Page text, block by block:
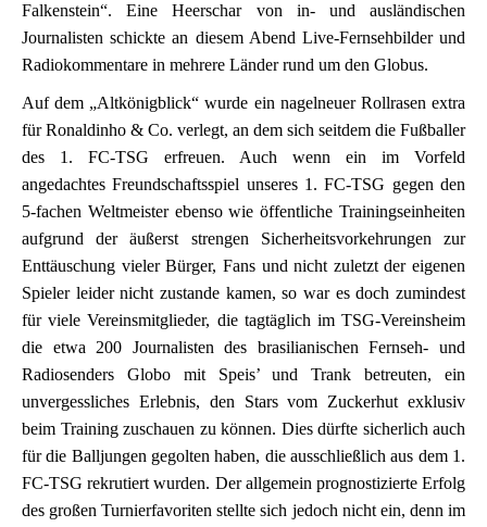
Falkenstein“. Eine Heerschar von in- und ausländischen
Journalisten schickte an diesem Abend Live-Fernsehbilder und
Radiokommentare in mehrere Länder rund um den Globus.
Auf dem „Altkönigblick“ wurde ein nagelneuer Rollrasen extra
für Ronaldinho & Co. verlegt, an dem sich seitdem die Fußballer
des 1. FC-TSG erfreuen. Auch wenn ein im Vorfeld
angedachtes Freundschaftsspiel unseres 1. FC-TSG gegen den
5-fachen Weltmeister ebenso wie öffentliche Trainingseinheiten
aufgrund der äußerst strengen Sicherheitsvorkehrungen zur
Enttäuschung vieler Bürger, Fans und nicht zuletzt der eigenen
Spieler leider nicht zustande kamen, so war es doch zumindest
für viele Vereinsmitglieder, die tagtäglich im TSG-Vereinsheim
die etwa 200 Journalisten des brasilianischen Fernseh- und
Radiosenders Globo mit Speis’ und Trank betreuten, ein
unvergessliches Erlebnis, den Stars vom Zuckerhut exklusiv
beim Training zuschauen zu können. Dies dürfte sicherlich auch
für die Balljungen gegolten haben, die ausschließlich aus dem 1.
FC-TSG rekrutiert wurden. Der allgemein prognostizierte Erfolg
des großen Turnierfavoriten stellte sich jedoch nicht ein, denn im